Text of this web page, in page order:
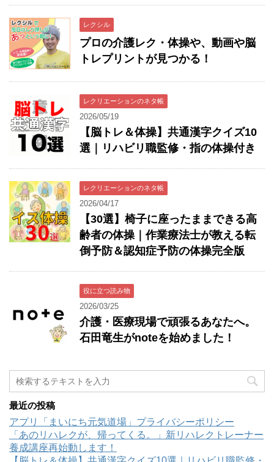
レクシル
プロの介護レク・体操や、動画や脳
トレプリントが見つかる！
レクリエーションのネタ帳
2026/05/19
【脳トレ＆体操】共通漢字クイズ10
選｜リハビリ職監修・指の体操付き
レクリエーションのネタ帳
2026/04/17
【30選】椅子に座ったままできる高
齢者の体操｜作業療法士が教える転
倒予防＆認知症予防の体操完全版
役に立つ読み物
2026/03/25
介護・医療現場で頑張るあなたへ。
石田竜生がnoteを始めました！
最近の投稿
アプリ「まいにち元気道場」プライバシーポリシー
「あのリハレクが、帰ってくる。」新リハレクトレーナー
養成講座再始動します！